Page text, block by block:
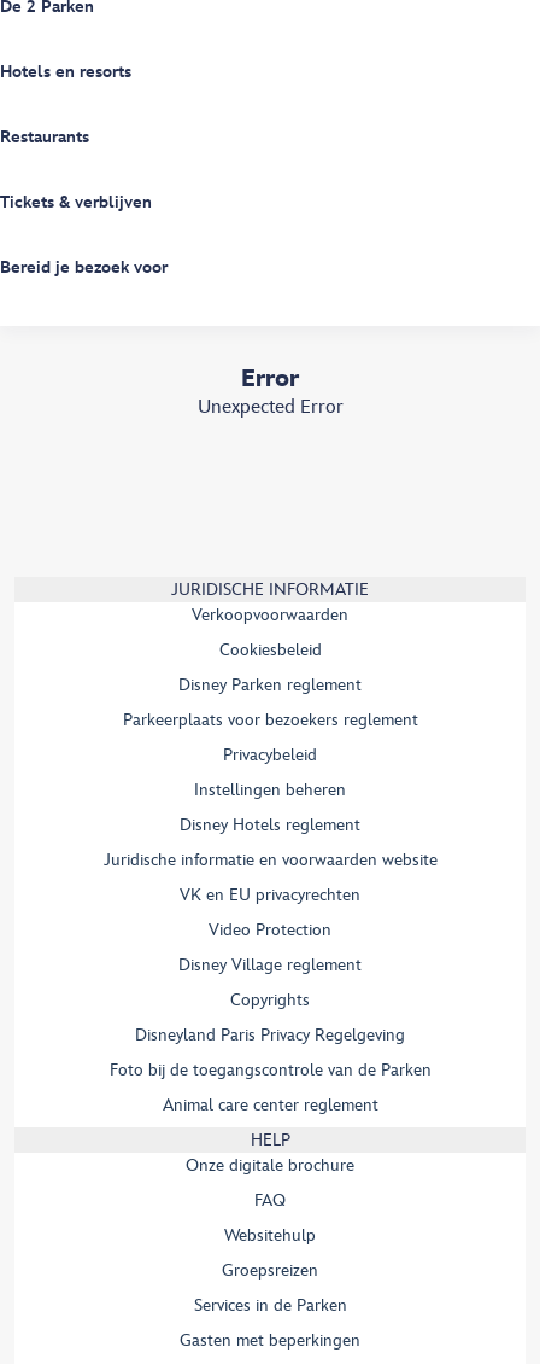
De 2 Parken
Hotels en resorts
Restaurants
Tickets & verblijven
Bereid je bezoek voor
Error
Unexpected Error
JURIDISCHE INFORMATIE
Verkoopvoorwaarden
Cookiesbeleid
Disney Parken reglement
Parkeerplaats voor bezoekers reglement
Privacybeleid
Instellingen beheren
Disney Hotels reglement
Juridische informatie en voorwaarden website
VK en EU privacyrechten
Video Protection
Disney Village reglement
Copyrights
Disneyland Paris Privacy Regelgeving
Foto bij de toegangscontrole van de Parken
Animal care center reglement
HELP
Onze digitale brochure
FAQ
Websitehulp
Groepsreizen
Services in de Parken
Gasten met beperkingen